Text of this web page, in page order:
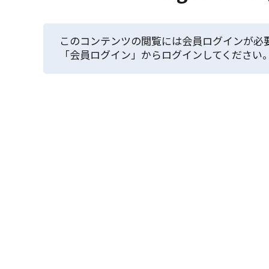
このコンテンツの閲覧には会員ログインが必
「会員ログイン」からログインしてください。